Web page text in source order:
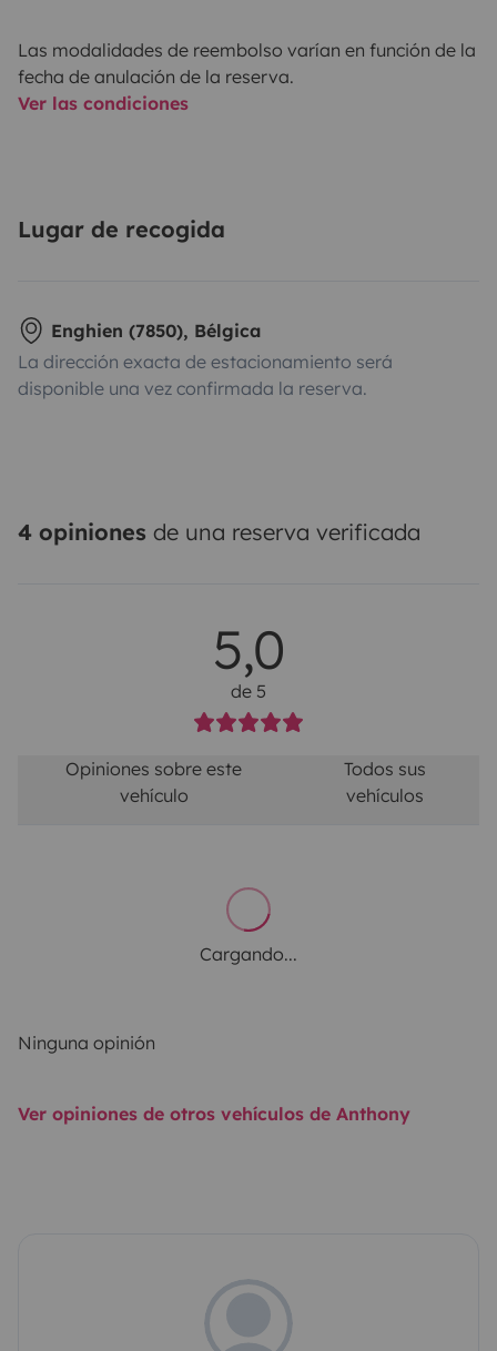
Las modalidades de reembolso varían en función de la
fecha de anulación de la reserva.
Ver las condiciones
Lugar de recogida
Enghien (7850), Bélgica
La dirección exacta de estacionamiento será
disponible una vez confirmada la reserva.
4 opiniones de una reserva verificada
5,0
de 5
Opiniones sobre este
vehículo
Todos sus
vehículos
Cargando...
Ninguna opinión
Ver opiniones de otros vehículos de Anthony